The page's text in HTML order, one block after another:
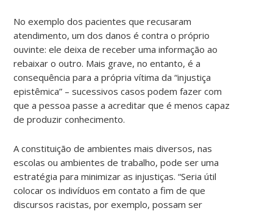
No exemplo dos pacientes que recusaram
atendimento, um dos danos é contra o próprio
ouvinte: ele deixa de receber uma informação ao
rebaixar o outro. Mais grave, no entanto, é a
consequência para a própria vítima da “injustiça
epistêmica” – sucessivos casos podem fazer com
que a pessoa passe a acreditar que é menos capaz
de produzir conhecimento.
A constituição de ambientes mais diversos, nas
escolas ou ambientes de trabalho, pode ser uma
estratégia para minimizar as injustiças. “Seria útil
colocar os indivíduos em contato a fim de que
discursos racistas, por exemplo, possam ser